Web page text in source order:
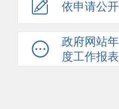
依申请公开
政府网站年
度工作报表